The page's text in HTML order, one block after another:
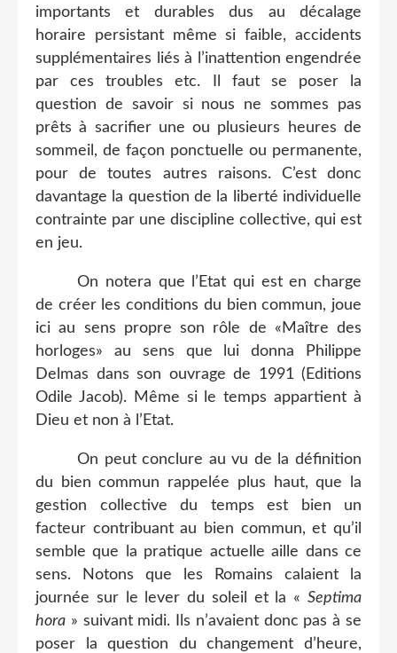
importants et durables dus au décalage
horaire persistant même si faible, accidents
supplémentaires liés à l’inattention engendrée
par ces troubles etc. Il faut se poser la
question de savoir si nous ne sommes pas
prêts à sacrifier une ou plusieurs heures de
sommeil, de façon ponctuelle ou permanente,
pour de toutes autres raisons. C’est donc
davantage la question de la liberté individuelle
contrainte par une discipline collective, qui est
en jeu.
On notera que l’Etat qui est en charge
de créer les conditions du bien commun, joue
ici au sens propre son rôle de «Maître des
horloges» au sens que lui donna Philippe
Delmas dans son ouvrage de 1991 (Editions
Odile Jacob). Même si le temps appartient à
Dieu et non à l’Etat.
On peut conclure au vu de la définition
du bien commun rappelée plus haut, que la
gestion collective du temps est bien un
facteur contribuant au bien commun, et qu’il
semble que la pratique actuelle aille dans ce
sens. Notons que les Romains calaient la
journée sur le lever du soleil et la « Septima
hora » suivant midi. Ils n’avaient donc pas à se
poser la question du changement d’heure,